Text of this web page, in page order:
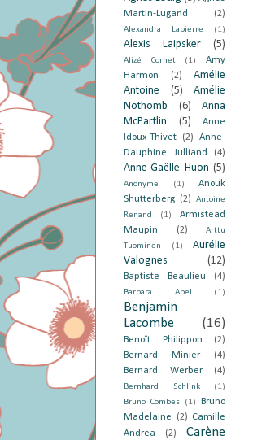
Martin-Lugand
(2)
Alexandra Lapierre (1)
Alexis Laipsker (5)
Alizé Cornet (1)
Amy
Harmon
(2)
Amélie
Antoine
(5)
Amélie
Nothomb
(6)
Anna
McPartlin
(5)
Anne
Idoux-Thivet
(2)
Anne-
Dauphine Julliand
(4)
Anne-Gaëlle Huon (5)
Anonyme (1)
Anouk
Shutterberg (2)
Antoine
Renand
(1)
Armistead
Maupin
(2)
Arttu
Tuominen
(1)
Aurélie
Valognes
(12)
Baptiste Beaulieu (4)
Barbara Abel (1)
Benjamin
Lacombe
(16)
Benoît Philippon
(2)
Bernard Minier
(4)
Bernard Werber
(4)
Bernhard Schlink
(1)
Bruno Combes
(1)
Bruno
Madelaine
(2) Camille
Andrea
(2)
Carène